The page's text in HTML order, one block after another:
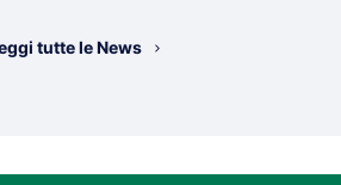
tutte le News